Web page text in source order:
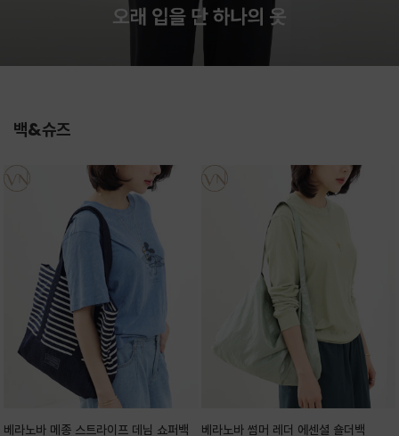
백&슈즈
베라노바 메종 스트라이프 데님 쇼퍼백 베라노바 썸머 레더 에센셜 숄더백